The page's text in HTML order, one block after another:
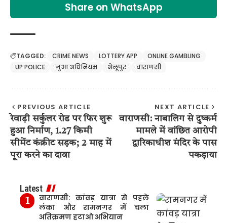
Share on WhatsApp
TAGGED: CRIME NEWS LOTTERY APP
ONLINE GAMBLING
UP POLICE
जुआ अधिनियम भेलूपुर वाराणसी
PREVIOUS ARTICLE
रेवाड़ी सर्कुलर रोड पर फिर शुरू
हुआ निर्माण, 1.27 किमी
सीमेंट कंक्रीट सड़क; 2 माह में
पूरा करने का दावा
NEXT ARTICLE
वाराणसी: नाबालिग से दुष्कर्म
मामले में वांछित आरोपी
द्वारिकाधीश मंदिर के पास
पकड़ाया
Latest
वाराणसी: कांवड़ यात्रा से पहले
लंका और रामनगर में चला
अतिक्रमण हटाओ अभियान